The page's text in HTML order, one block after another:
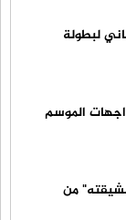
لبطولة
الموسم
من